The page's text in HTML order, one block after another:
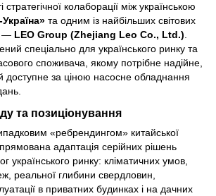
колаборації між українською
та одним із найбільших світових
— LEO Group (Zhejiang Leo Co., Ltd.).
спеціально для українського ринку та
споживача, якому потрібне надійне,
доступне за ціною насосне обладнання
та позиціонування
«ребрендингом» китайської
адаптація серійних рішень
українського ринку: кліматичних умов,
реальної глибини свердловин,
в приватних будинках і на дачних